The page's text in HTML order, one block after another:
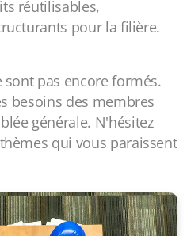
réutilisables,
pour la filière.
sont pas encore formés.
besoins des membres
générale. N'hésitez
qui vous paraissent